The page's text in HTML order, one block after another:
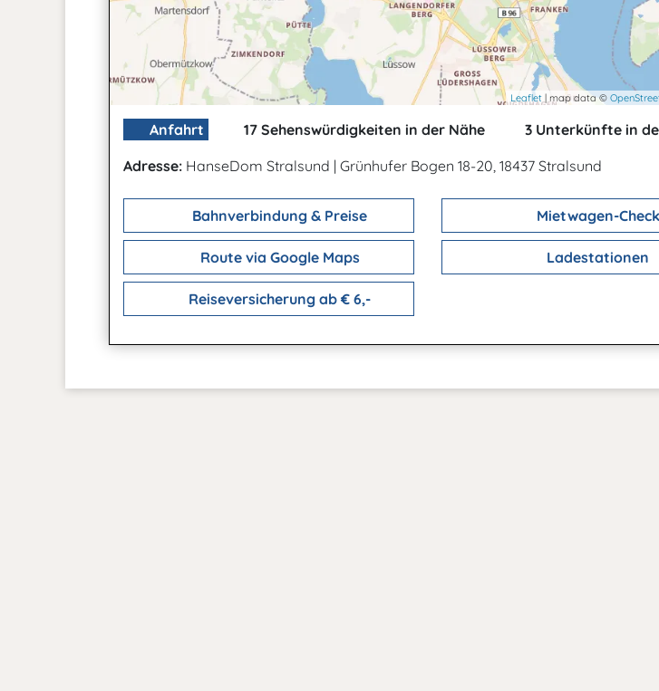
Leaflet | map data ©
Anfahrt 17 Sehenswürdigkeiten in der Nähe
3 Unterkünfte in
Adresse: HanseDom Stralsund | Grünhufer Bogen 18-20, 18437 Stralsund
Bahnverbindung & Preise Mietwagen-Check
Route via Google Maps Ladestationen
Reiseversicherung ab € 6,-